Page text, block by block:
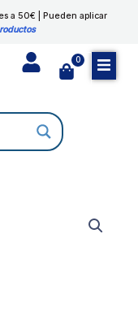
a 50€ | Pueden aplicar
0
Cart